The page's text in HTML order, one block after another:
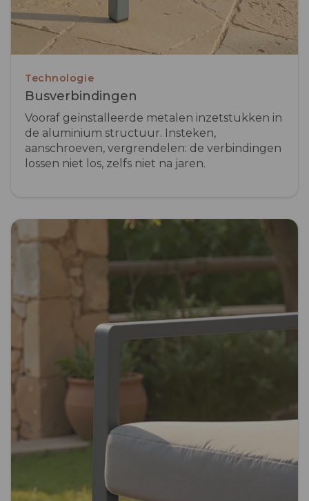
Technologie
Busverbindingen
Vooraf geïnstalleerde metalen inzetstukken in
de aluminium structuur. Insteken,
aanschroeven, vergrendelen: de verbindingen
lossen niet los, zelfs niet na jaren.